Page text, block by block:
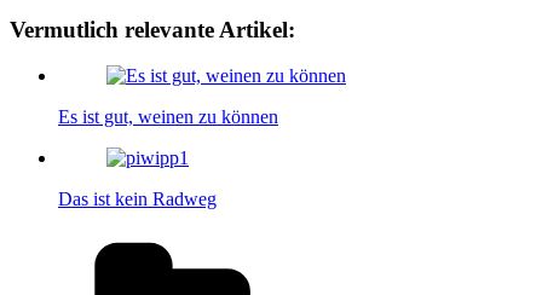
Vermutlich relevante Artikel:
Es ist gut, weinen zu können
Das ist kein Radweg